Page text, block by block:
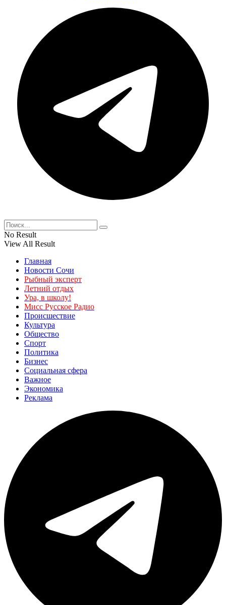
No Result
View All Result
Главная
Новости Сочи
Рыбный эксперт
Летний отдых
Ура, в школу!
Мисс Русское Радио
Происшествие
Культура
Общество
Спорт
Политика
Бизнес
Социальная сфера
Важное
Экономика
Реклама